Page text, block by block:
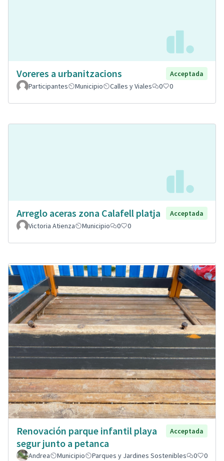
Voreres a urbanitzacions
Acceptada
Participantes
Municipio Calles y Viales 0 0
Arreglo aceras zona Calafell platja
Acceptada
Victoria Atienza
Municipio 0 0
Renovación parque infantil playa
segur junto a petanca
Acceptada
Andrea Municipio Parques y Jardines Sostenibles 0 0